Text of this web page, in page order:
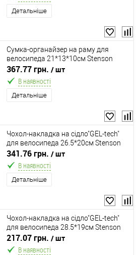
Детальніше
Сумка-органайзер на раму для
велосипеда 21*13*10см Stenson
VL97776
367.77 грн. / шт
В наявності
Детальніше
Чохол-накладка на сідло"GEL-tech"
для велосипеда 26.5*20см Stenson
VL97807
341.76 грн. / шт
В наявності
Детальніше
Чохол-накладка на сідло"GEL-tech"
для велосипеда 28.5*19см Stenson
VL97786
217.07 грн. / шт
В наявності